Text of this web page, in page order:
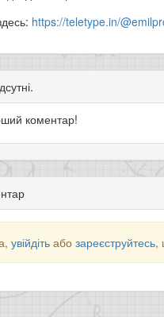
https://teletype.in/
коментар!
увійдіть або зареєструйтесь,